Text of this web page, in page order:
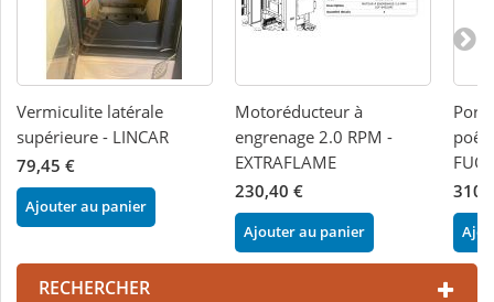
Vermiculite latérale
supérieure - LINCAR
79,45 €
Ajouter au panier
Motoréducteur à
engrenage 2.0 RPM -
EXTRAFLAME
230,40 €
Ajouter au panier
RECHERCHER